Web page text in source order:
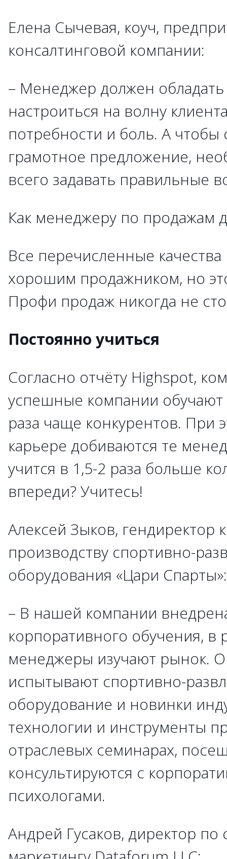
Елена Сычевая, коуч,
консалтинговой компании:
– Менеджер должен
настроиться на волну
потребности и боль. А чтобы
грамотное предложение,
всего задавать правильные
Как менеджеру по продажам
Все перечисленные качества
хорошим продажником, но
Профи продаж никогда не
Постоянно учиться
Согласно отчёту Highspot,
успешные компании обучают
раза чаще конкурентов. При
карьере добиваются те
учится в 1,5-2 раза больше
впереди? Учитесь!
Алексей Зыков, гендиректор
производству спортивно-
оборудования «Цари Спарты»:
– В нашей компании
корпоративного обучения, в
менеджеры изучают рынок.
испытывают спортивно-
оборудование и новинки
технологии и инструменты
отраслевых семинарах,
консультируются с
психологами.
Андрей Гусаков, директор по